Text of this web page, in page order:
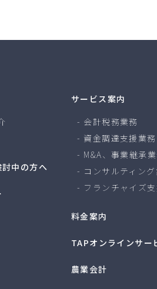
中の方へ
サービス案内
会計税務業務
資金調達支援業務
M&A、事業継承
コンサルティン
フランチャイズ
料金案内
TAPオンラインサー
農業会計